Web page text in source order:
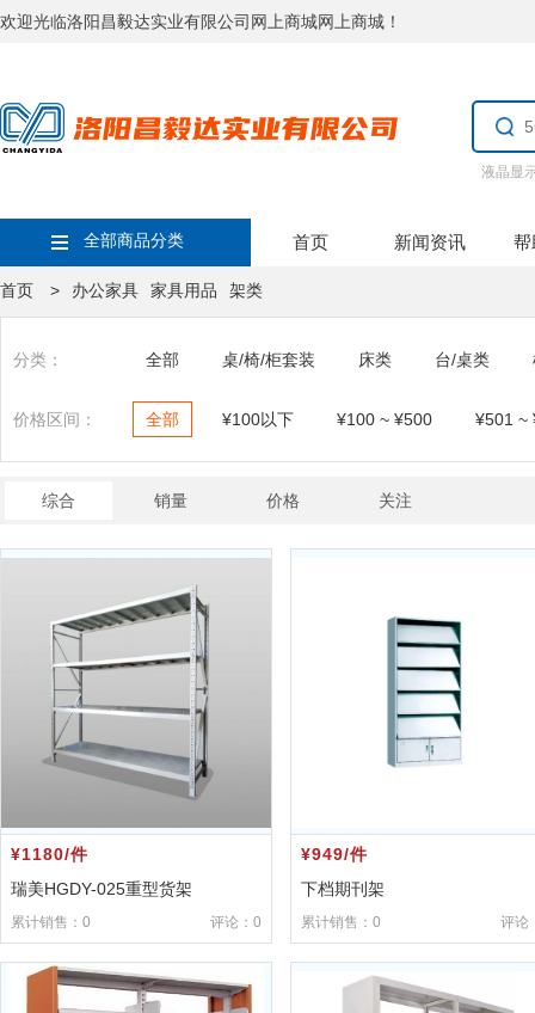
欢迎光临洛阳昌毅达实业有限公司网上商城网上商城！
液晶显
全部商品分类 首页 新闻资讯 帮
首页 > 办公家具 家具用品 架类
分类： 全部 桌/椅/柜套装 床类 台/桌类
价格区间： 全部 ¥100以下 ¥100 ~ ¥500 ¥501 ~
综合 销量 价格 关注
¥1180/件
瑞美HGDY-025重型货架
累计销售：0 评论：0
¥949/件
下档期刊架
累计销售：0 评论